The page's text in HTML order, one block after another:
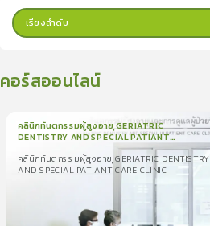
เรียงลำดับ
คอร์สออนไลน์
คลินิกทันตกรรมผู้สูงอายุ GERIATRIC
DENTISTRY AND SPECIAL PATIANT
คลินิกทันตกรรมผู้สูงอายุ GERIATRIC DENTISTRY
AND SPECIAL PATIANT CARE CLINIC
คลินิกทันตกรรมผู้สูงอายุ GERIATRIC
DENTISTRY AND SPECIAL PATIANT CARE
5.0 ลำดับ